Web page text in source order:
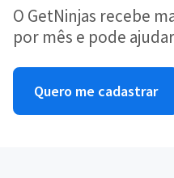
O GetNinjas recebe
por mês e pode
Quero me cadastrar